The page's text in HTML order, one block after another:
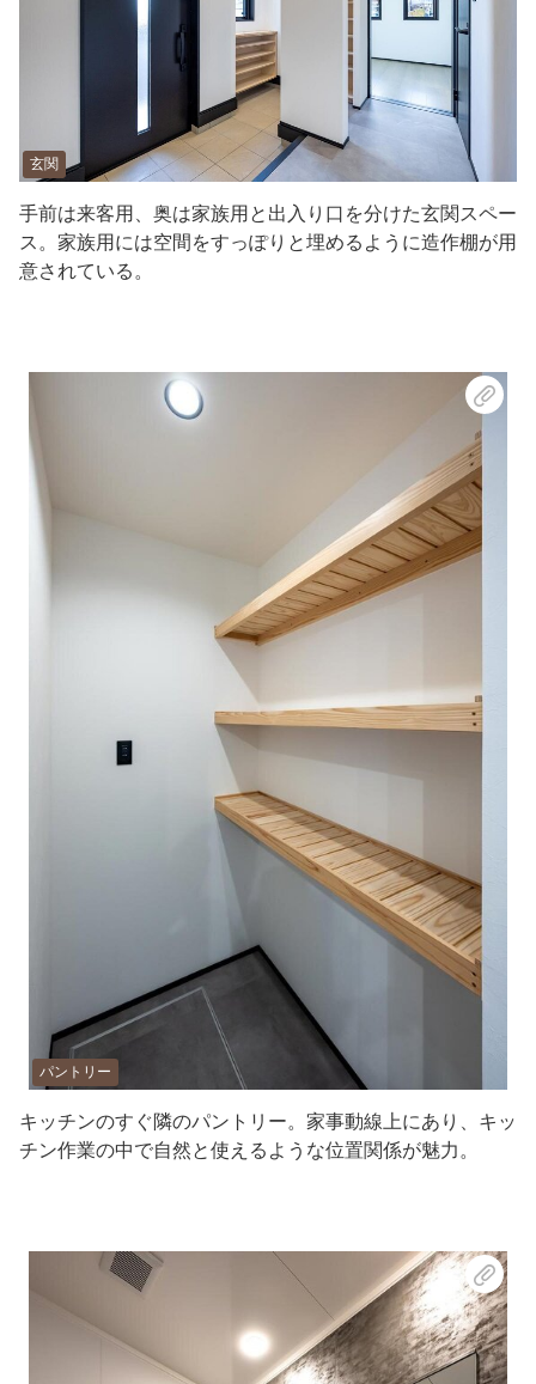
玄関
手前は来客用、奥は家族用と出入り口を分けた玄関スペー
ス。家族用には空間をすっぽりと埋めるように造作棚が用
意されている。
パントリー
キッチンのすぐ隣のパントリー。家事動線上にあり、キッ
チン作業の中で自然と使えるような位置関係が魅力。